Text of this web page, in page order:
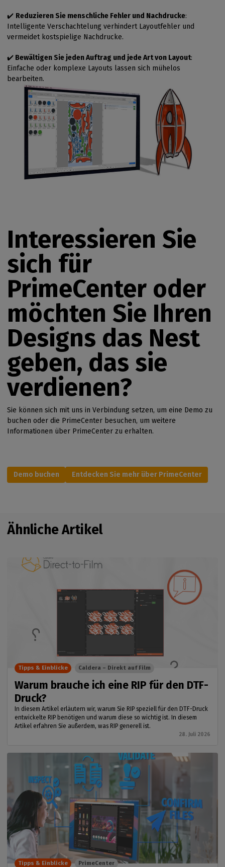
✔️ Reduzieren Sie menschliche Fehler und Nachdrucke:
Intelligente Verschachtelung verhindert Layoutfehler und
vermeidet kostspielige Nachdrucke.
✔️ Bewältigen Sie jeden Auftrag und jede Art von Layout:
Einfache oder komplexe Layouts lassen sich mühelos
bearbeiten.
Interessieren Sie
sich für
PrimeCenter oder
möchten Sie Ihren
Designs das Nest
geben, das sie
verdienen?
Sie können sich mit uns in Verbindung setzen, um eine Demo zu
buchen oder die PrimeCenter besuchen, um weitere
Informationen über PrimeCenter zu erhalten.
Demo buchen Entdecken Sie mehr über PrimeCenter
Ähnliche Artikel
Warum brauche ich eine RIP für den DTF-
Druck?
In diesem Artikel erläutern wir, warum Sie RIP speziell für den DTF-Druck
entwickelte RIP benötigen und warum diese so wichtig ist. In diesem
Artikel erfahren Sie außerdem, was RIP generell ist.
28. Juli 2026
Tipps & Einblicke Caldera – Direkt auf Film
Tipps & Einblicke PrimeCenter